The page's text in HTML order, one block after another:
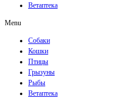
Ветаптека
Menu
Собаки
Кошки
Птицы
Грызуны
Рыбы
Ветаптека